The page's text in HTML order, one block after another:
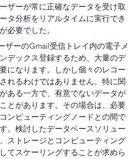
ザーが常に正確なデータを受け取
タ分析をリアルタイムに実行でき
必要でした。
ザーのGmail受信トレイ内の電子メ
デックス登録するため、大量のデ
になります。しかし個々のレコー
れるわけではありません。特に関
ある一方で、有意でないデータが
とがあります。その場合は、必要
ンピューティングノードとの間で
。検討したデータベースソリュー
ストレージとコンピューティング
てスケーリングすることが求めら